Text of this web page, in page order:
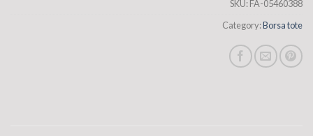
SKU:FA-05460388
Category:Borsa tote